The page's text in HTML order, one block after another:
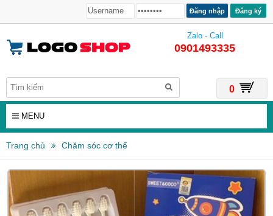
Đăng ký
Zalo - Call
0901493335
0
MENU
Trang chủ Chăm sóc cơ thể